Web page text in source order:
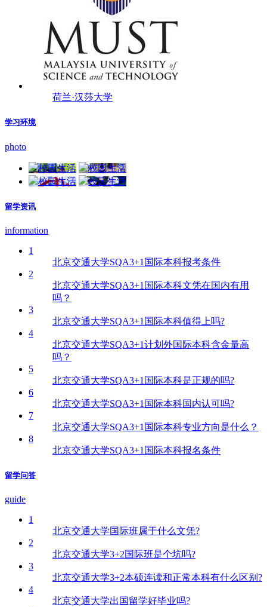
荷兰·汉莎大学
学习环境
photo
校园生活
校园生活
校园生活
校园生活
留学资讯
information
1
北京交通大学SQA3+1国际本科报考条件
2
北京交通大学SQA3+1国际本科文凭在国内有用
吗？
3
北京交通大学SQA3+1国际本科值得上吗?
4
北京交通大学SQA3+1计划外国际本科含金量高
吗？
5
北京交通大学SQA3+1国际本科是正规的吗?
6
北京交通大学SQA3+1国际本科国内认可吗?
7
北京交通大学SQA3+1国际本科专业方向是什么？
8
北京交通大学SQA3+1国际本科报名条件
留学问答
guide
1
北京交通大学国际班属于什么文凭?
2
北京交通大学3+2国际班是个坑吗?
3
北京交通大学3+2本硕连读和正常本科有什么区别?
4
北京交通大学出国留学好毕业吗?